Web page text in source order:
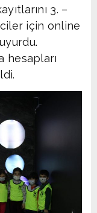
3. –
için online
hesapları